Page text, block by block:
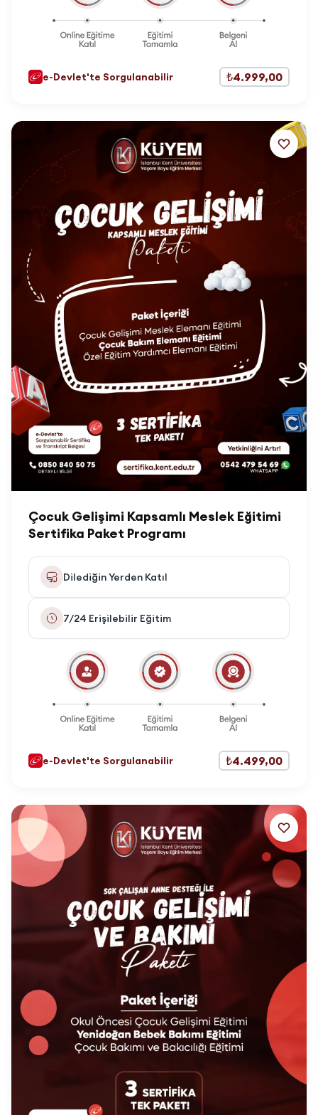
e-Devlet'te Sorgulanabilir ₺4.999,00
Çocuk Gelişimi Kapsamlı Meslek Eğitimi
Sertifika Paket Programı
Dilediğin Yerden Katıl
7/24 Erişilebilir Eğitim
e-Devlet'te Sorgulanabilir ₺4.499,00